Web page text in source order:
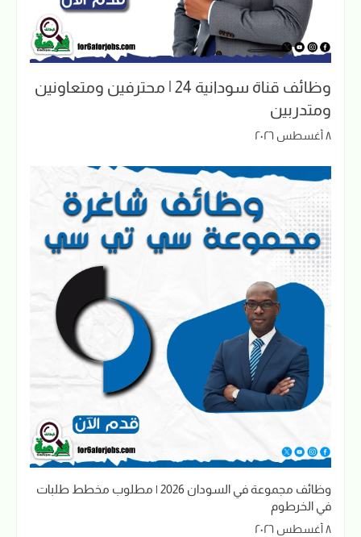
وظائف قناة سودانية 24 | محترفين ومتعاونين
ومتدربين
٨ أغسطس ٢٠٢٦
وظائف مجموعة في السودان 2026 | مطلوب مخطط طلبات
في الخرطوم
٨ أغسطس ٢٠٢٦